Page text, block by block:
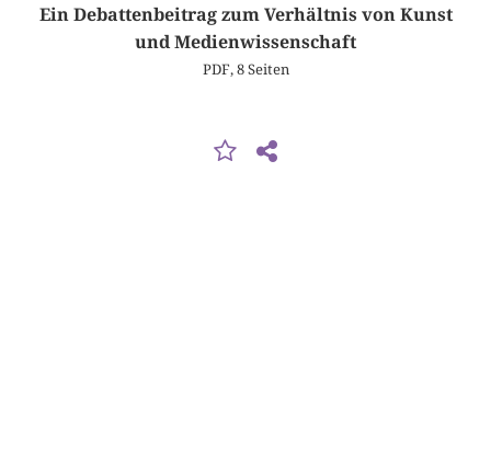
Ein Debattenbeitrag zum Verhältnis von Kunst
und Medienwissenschaft
PDF, 8 Seiten